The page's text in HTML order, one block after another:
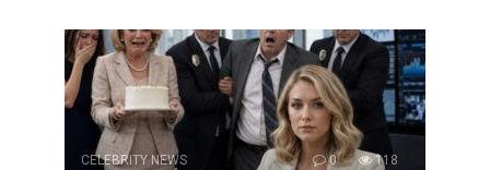
CELEBRITY NEWS 0 118